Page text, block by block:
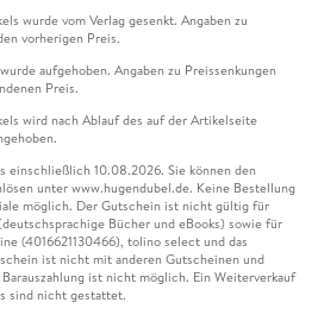
wurde vom Verlag gesenkt. Angaben zu
vorherigen Preis.
aufgehoben. Angaben zu Preissenkungen
Preis.
wird nach Ablauf des auf der Artikelseite
einschließlich 10.08.2026. Sie können den
unter www.hugendubel.de. Keine Bestellung
möglich. Der Gutschein ist nicht gültig für
Bücher und eBooks) sowie für
(4016621130466), tolino select und das
ist nicht mit anderen Gutscheinen und
ist nicht möglich. Ein Weiterverkauf
sind nicht gestattet.